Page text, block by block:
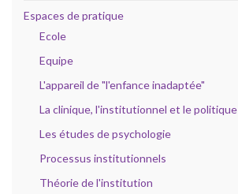
Espaces de pratique
Ecole
Equipe
L'appareil de "l'enfance inadaptée"
La clinique, l'institutionnel et le politique
Les études de psychologie
Processus institutionnels
Théorie de l'institution